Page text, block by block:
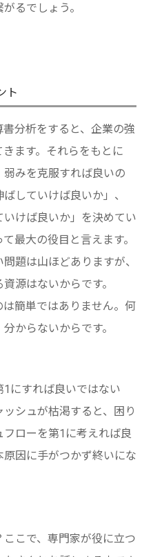
るでしょう。
ト
分析をすると、企業の強
ます。それらをもとに
弱みを克服すれば良いの
していけば良いか」、
いけば良いか」を決めてい
最大の役目と言えます。
題は山ほどありますが、
資源はないからです。
簡単ではありません。何
からないからです。
にすれば良いではない
シュが枯渇すると、困り
ローを第1に考えれば良
因に手がつかず終いにな
こで、専門家が役に立つ